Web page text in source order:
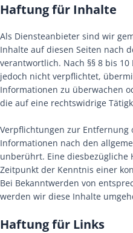
Haftung für Inhalte
Als Diensteanbieter sind wir
Inhalte auf diesen Seiten nach
verantwortlich. Nach §§ 8 bis
jedoch nicht verpflichtet,
Informationen zu überwachen
die auf eine rechtswidrige
Verpflichtungen zur Entfernung
Informationen nach den
unberührt. Eine diesbezügliche
Zeitpunkt der Kenntnis einer
Bei Bekanntwerden von
werden wir diese Inhalte
Haftung für Links